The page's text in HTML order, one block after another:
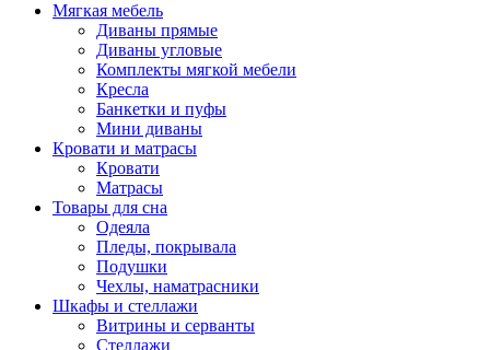
Мягкая мебель
Диваны прямые
Диваны угловые
Комплекты мягкой мебели
Кресла
Банкетки и пуфы
Мини диваны
Кровати и матрасы
Кровати
Матрасы
Товары для сна
Одеяла
Пледы, покрывала
Подушки
Чехлы, наматрасники
Шкафы и стеллажи
Витрины и серванты
Стеллажи